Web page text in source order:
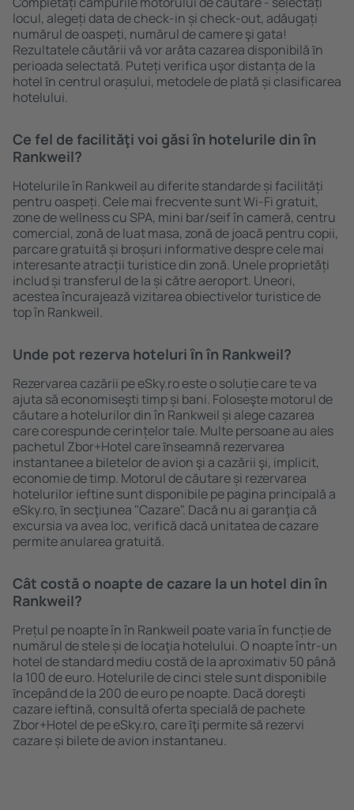
locul, alegeți data de check-in și check-out, adăugați
numărul de oaspeți, numărul de camere şi gata!
Rezultatele căutării vă vor arăta cazarea disponibilă ȋn
perioada selectată. Puteți verifica uşor distanța de la
hotel ȋn centrul orașului, metodele de plată și clasificarea
hotelului.
Ce fel de facilităţi voi găsi ȋn hotelurile din în
Rankweil?
Hotelurile în Rankweil au diferite standarde și facilități
pentru oaspeți. Cele mai frecvente sunt Wi-Fi gratuit,
zone de wellness cu SPA, mini bar/seif în cameră, centru
comercial, zonă de luat masa, zonă de joacă pentru copii,
parcare gratuită și broșuri informative despre cele mai
interesante atracții turistice din zonă. Unele proprietăți
includ și transferul de la și către aeroport. Uneori,
acestea încurajează vizitarea obiectivelor turistice de
top în Rankweil.
Unde pot rezerva hoteluri ȋn în Rankweil?
Rezervarea cazării pe eSky.ro este o soluție care te va
ajuta să economiseşti timp și bani. Foloseşte motorul de
căutare a hotelurilor din în Rankweil și alege cazarea
care corespunde cerințelor tale. Multe persoane au ales
pachetul Zbor+Hotel care ȋnseamnă rezervarea
instantanee a biletelor de avion şi a cazării şi, implicit,
economie de timp. Motorul de căutare și rezervarea
hotelurilor ieftine sunt disponibile pe pagina principală a
eSky.ro, ȋn secţiunea "Cazare". Dacă nu ai garanţia că
excursia va avea loc, verifică dacă unitatea de cazare
permite anularea gratuită.
Cât costă o noapte de cazare la un hotel din în
Rankweil?
Prețul pe noapte în în Rankweil poate varia în funcție de
numărul de stele și de locaţia hotelului. O noapte într-un
hotel de standard mediu costă de la aproximativ 50 până
la 100 de euro. Hotelurile de cinci stele sunt disponibile
ȋncepând de la 200 de euro pe noapte. Dacă doreşti
cazare ieftină, consultă oferta specială de pachete
Zbor+Hotel de pe eSky.ro, care ȋţi permite să rezervi
cazare și bilete de avion instantaneu.